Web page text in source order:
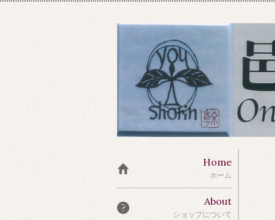
Home
ホーム
About
ショップについて